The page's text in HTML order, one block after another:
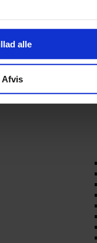
alle
Afvis